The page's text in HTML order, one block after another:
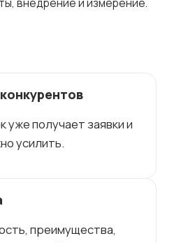
уже получает заявки и
усилить.
преимущества,